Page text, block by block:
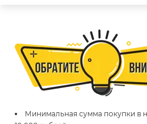
Минимальная сумма покупки в